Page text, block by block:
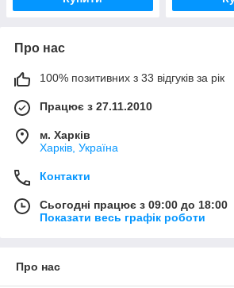
Про нас
100% позитивних з 33 відгуків за рік
Працює з 27.11.2010
м. Харків
Харків, Україна
Контакти
Сьогодні працює з 09:00 до 18:00
Показати весь графік роботи
Про нас